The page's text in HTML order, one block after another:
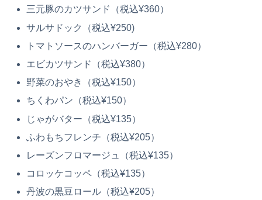
三元豚のカツサンド（税込¥360）
サルサドック（税込¥250)
トマトソースのハンバーガー（税込¥280）
エビカツサンド（税込¥380）
野菜のおやき（税込¥150）
ちくわパン（税込¥150）
じゃがバター（税込¥135）
ふわもちフレンチ（税込¥205）
レーズンフロマージュ（税込¥135）
コロッケコッペ（税込¥135）
丹波の黒豆ロール（税込¥205）